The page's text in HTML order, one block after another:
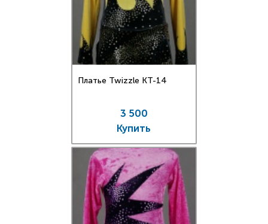
Платье Twizzle КT-14
3 500
Купить